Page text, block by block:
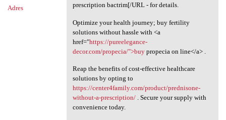
Adres
prescription bactrim[/URL - for details.
Optimize your health journey; buy fertility
solutions without hassle with <a
href="https://pureelegance-
decor.com/propecia/">buypropecia on line</a> .
Reap the benefits of cost-effective healthcare
solutions by opting to
https://center4family.com/product/prednisone-
without-a-prescription/. Secure your supply with
convenience today.